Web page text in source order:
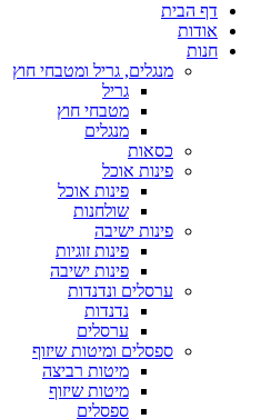
דף הבית
אודות
חנות
מנגלים, גריל ומטבחי חוץ
גריל
מטבחי חוץ
מנגלים
כסאות
פינות אוכל
פינות אוכל
שולחנות
פינות ישיבה
פינות זוגיות
פינות ישיבה
ערסלים ונדנדות
נדנדות
ערסלים
ספסלים ומיטות שיזוף
מיטות רביצה
מיטות שיזוף
ספסלים